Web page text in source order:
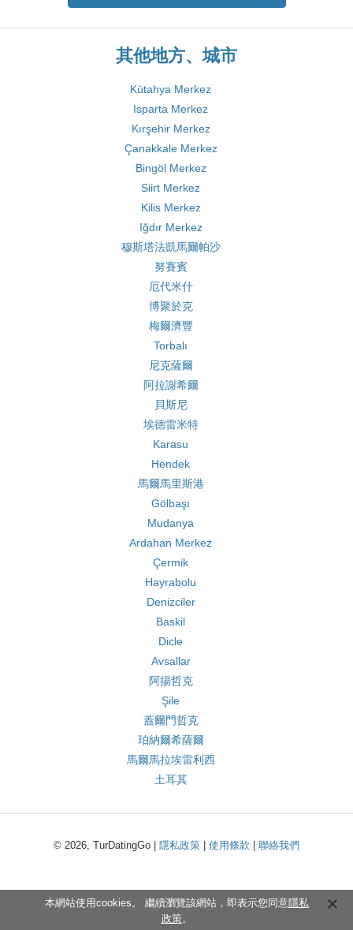
其他地方、城市
Kütahya Merkez
Isparta Merkez
Kırşehir Merkez
Çanakkale Merkez
Bingöl Merkez
Siirt Merkez
Kilis Merkez
Iğdır Merkez
穆斯塔法凱馬爾帕沙
努賽賓
厄代米什
博聚於克
梅爾濟豐
Torbalı
尼克薩爾
阿拉謝希爾
貝斯尼
埃德雷米特
Karasu
Hendek
馬爾馬里斯港
Gölbaşı
Mudanya
Ardahan Merkez
Çermik
Hayrabolu
Denizciler
Baskil
Dicle
Avsallar
阿揚哲克
Şile
蓋爾門哲克
珀納爾希薩爾
馬爾馬拉埃雷利西
土耳其
© 2026, TurDatingGo | 隱私政策 使用條款 聯絡我們
本網站使用cookies。 繼續瀏覽該網站，即表示您同意隱私
政策。